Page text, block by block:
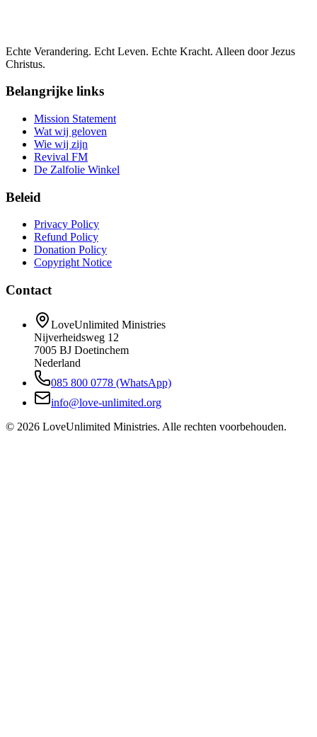
Echte Verandering. Echt Leven. Echte Kracht. Alleen door Jezus
Christus.
Belangrijke links
Mission Statement
Wat wij geloven
Wie wij zijn
Revival FM
De Zalfolie Winkel
Beleid
Privacy Policy
Refund Policy
Donation Policy
Copyright Notice
Contact
LoveUnlimited Ministries
Nijverheidsweg 12
7005 BJ Doetinchem
Nederland
085 800 0778 (WhatsApp)
info@love-unlimited.org
© 2026 LoveUnlimited Ministries. Alle rechten voorbehouden.